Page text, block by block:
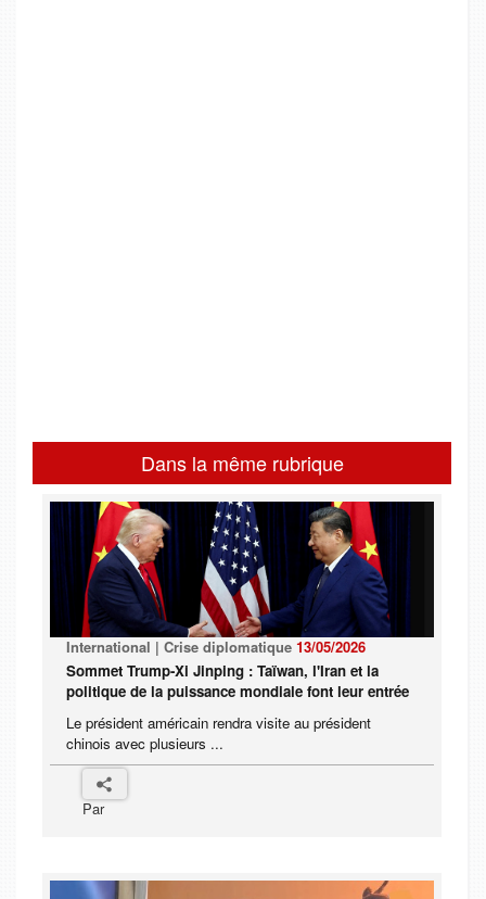
Dans la même rubrique
International | Crise diplomatique 13/05/2026
Sommet Trump-Xi Jinping : Taïwan, l'Iran et la
politique de la puissance mondiale font leur entrée
Le président américain rendra visite au président
chinois avec plusieurs ...
Par